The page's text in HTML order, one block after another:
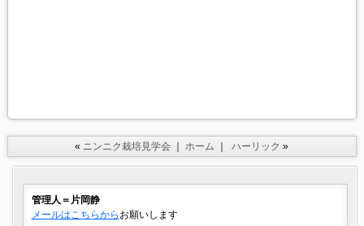
« ニンニク栽培見学会 ｜ホーム ｜ハーリック »
管理人＝片岡静
メールはこちらから お願いします